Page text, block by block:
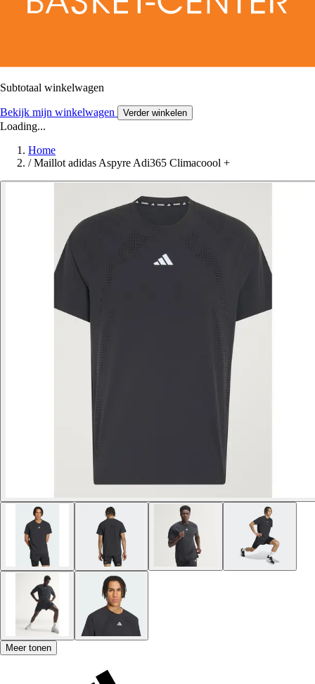
Subtotaal winkelwagen
Bekijk mijn winkelwagen Verder winkelen
Loading...
Home
/ Maillot adidas Aspyre Adi365 Climacoool +
Meer tonen